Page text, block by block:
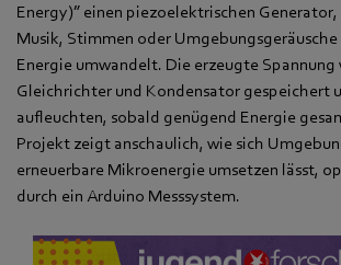
Energy)” einen piezoelektrischen
Musik, Stimmen oder
Energie umwandelt. Die erzeugte Spannung
Gleichrichter und Kondensator gespeichert
aufleuchten, sobald genügend Energie
Projekt zeigt anschaulich, wie sich
erneuerbare Mikroenergie umsetzen lässt,
durch ein Arduino Messsystem.